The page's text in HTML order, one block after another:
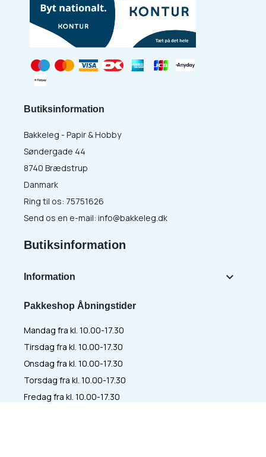
Pakkeshop Åbningstider
Mandag fra kl. 10.00-17.30
Tirsdag fra kl. 10.00-17.30
Onsdag fra kl. 10.00-17.30
Torsdag fra kl. 10.00-17.30
Fredag fra kl. 10.00-17.30
Butiksinformation
Bakkeleg - Papir & Hobby
Søndergade 44
8740 Brædstrup
Danmark
Ring til os: 75751626
Send os en e-mail: info@bakkeleg.dk
Butiksinformation
Information 